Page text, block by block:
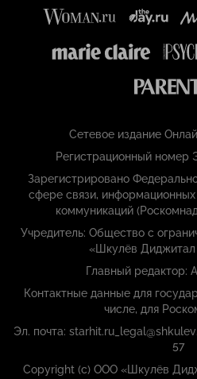
Сетевое издание
Регистрационный
Зарегистрировано
сфере связи,
коммуникаций
Учредитель: Общество с
«Шкулёв Диджитал
Главный редактор:
Контактные данные для
числе, для
Эл. почта:
57
Copyright (с) ООО «Шкулёв